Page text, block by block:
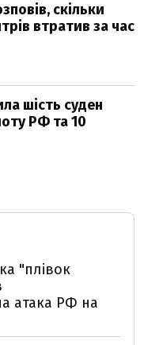
скільки
втратив за час
шість суден
РФ та 10
"плівок
атака РФ на